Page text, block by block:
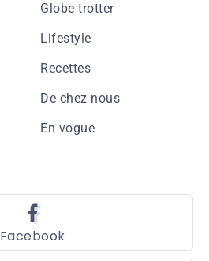
Globe trotter
Lifestyle
Recettes
De chez nous
En vogue
Facebook